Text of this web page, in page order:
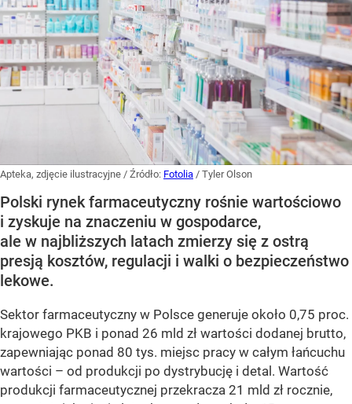
Apteka, zdjęcie ilustracyjne / Źródło: Fotolia / Tyler Olson
Polski rynek farmaceutyczny rośnie wartościowo
i zyskuje na znaczeniu w gospodarce,
ale w najbliższych latach zmierzy się z ostrą
presją kosztów, regulacji i walki o bezpieczeństwo
lekowe.
Sektor farmaceutyczny w Polsce generuje około 0,75 proc.
krajowego PKB i ponad 26 mld zł wartości dodanej brutto,
zapewniając ponad 80 tys. miejsc pracy w całym łańcuchu
wartości – od produkcji po dystrybucję i detal. Wartość
produkcji farmaceutycznej przekracza 21 mld zł rocznie,